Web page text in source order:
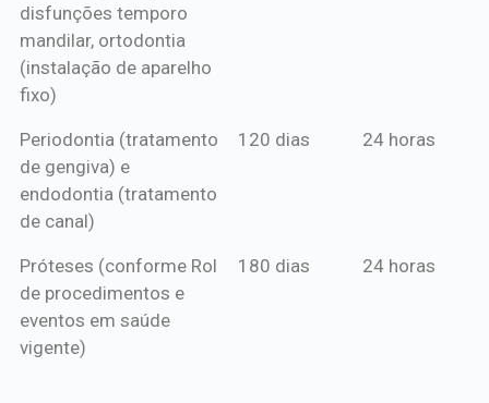
disfunções temporo
mandilar, ortodontia
(instalação de aparelho
fixo)
Periodontia (tratamento
de gengiva) e
endodontia (tratamento
de canal)
120 dias 24 horas
Próteses (conforme Rol
de procedimentos e
eventos em saúde
vigente)
180 dias 24 horas